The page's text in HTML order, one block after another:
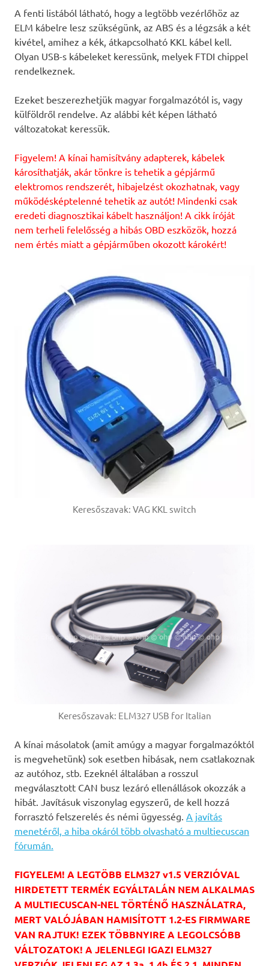
A fenti listából látható, hogy a legtöbb vezérlőhöz az
ELM kábelre lesz szükségünk, az ABS és a légzsák a két
kivétel, amihez a kék, átkapcsolható KKL kábel kell.
Olyan USB-s kábeleket keressünk, melyek FTDI chippel
rendelkeznek.
Ezeket beszerezhetjük magyar forgalmazótól is, vagy
külföldről rendelve. Az alábbi két képen látható
változatokat keressük.
Figyelem! A kínai hamisítvány adapterek, kábelek
károsíthatják, akár tönkre is tehetik a gépjármű
elektromos rendszerét, hibajelzést okozhatnak, vagy
működésképtelenné tehetik az autót! Mindenki csak
eredeti diagnosztikai kábelt használjon! A cikk íróját
nem terheli felelősség a hibás OBD eszközök, hozzá
nem értés miatt a gépjárműben okozott károkért!
Keresőszavak: VAG KKL switch
Keresőszavak: ELM327 USB for Italian
A kínai másolatok (amit amúgy a magyar forgalmazóktól
is megvehetünk) sok esetben hibásak, nem csatlakoznak
az autóhoz, stb. Ezeknél általában a rosszul
megválasztott CAN busz lezáró ellenállások okozzák a
hibát. Javításuk viszonylag egyszerű, de kell hozzá
forrasztó felszerelés és némi ügyesség. A javítás
menetéről, a hiba okáról több olvasható a multiecuscan
fórumán.
FIGYELEM! A LEGTÖBB ELM327 v1.5 VERZIÓVAL
HIRDETETT TERMÉK EGYÁLTALÁN NEM ALKALMAS
A MULTIECUSCAN-NEL TÖRTÉNŐ HASZNÁLATRA,
MERT VALÓJÁBAN HAMISÍTOTT 1.2-ES FIRMWARE
VAN RAJTUK! EZEK TÖBBNYIRE A LEGOLCSÓBB
VÁLTOZATOK! A JELENLEGI IGAZI ELM327